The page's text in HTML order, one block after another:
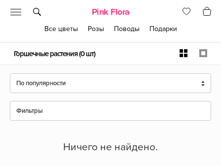
Pink Flora
Все цветы Розы Поводы Подарки
Горшечные растения(0 шт)
По популярности
Фильтры
Ничего не найдено.